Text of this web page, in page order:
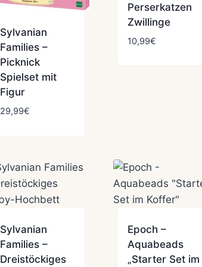
Sylvanian
Families –
Picknick
Spielset mit
Figur
29,99€
Perserkatzen
Zwillinge
10,99€
Sylvanian
Families –
Dreistöckiges
Epoch –
Aquabeads
„Starter Set im